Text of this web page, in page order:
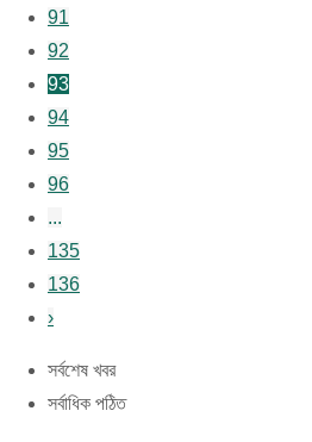
91
92
93
94
95
96
...
135
136
›
সর্বশেষ খবর
সর্বাধিক পঠিত